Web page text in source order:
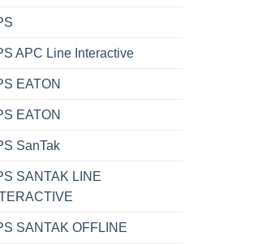
APC Line Interactive
EATON
EATON
SanTak
SANTAK LINE
SANTAK OFFLINE